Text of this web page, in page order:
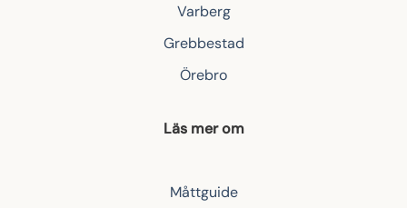
Varberg
Grebbestad
Örebro
Läs mer om
Måttguide